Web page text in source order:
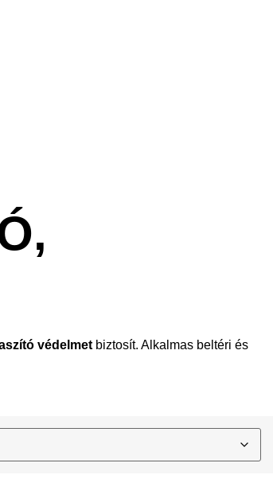
védelmet biztosít. Alkalmas beltéri és